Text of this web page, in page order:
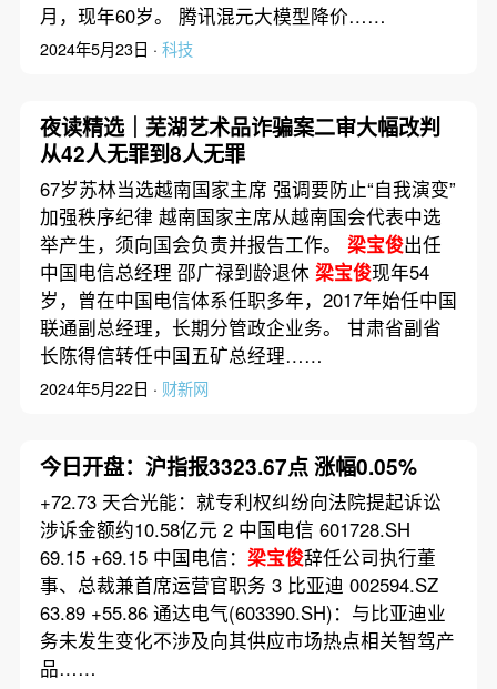
月，现年60岁。 腾讯混元大模型降价……
2024年5月23日 · 科技
夜读精选｜芜湖艺术品诈骗案二审大幅改判
从42人无罪到8人无罪
67岁苏林当选越南国家主席 强调要防止“自我演变”
加强秩序纪律 越南国家主席从越南国会代表中选
举产生，须向国会负责并报告工作。 梁宝俊出任
中国电信总经理 邵广禄到龄退休 梁宝俊现年54
岁，曾在中国电信体系任职多年，2017年始任中国
联通副总经理，长期分管政企业务。 甘肃省副省
长陈得信转任中国五矿总经理……
2024年5月22日 · 财新网
今日开盘：沪指报3323.67点 涨幅0.05%
+72.73 天合光能：就专利权纠纷向法院提起诉讼
涉诉金额约10.58亿元 2 中国电信 601728.SH
69.15 +69.15 中国电信： 梁宝俊辞任公司执行董
事、总裁兼首席运营官职务 3 比亚迪 002594.SZ
63.89 +55.86 通达电气(603390.SH)：与比亚迪业
务未发生变化不涉及向其供应市场热点相关智驾产
品……